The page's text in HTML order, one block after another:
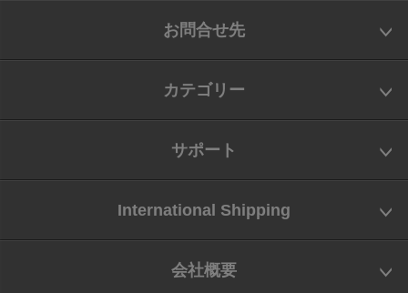
お問合せ先
カテゴリー
サポート
International Shipping
会社概要